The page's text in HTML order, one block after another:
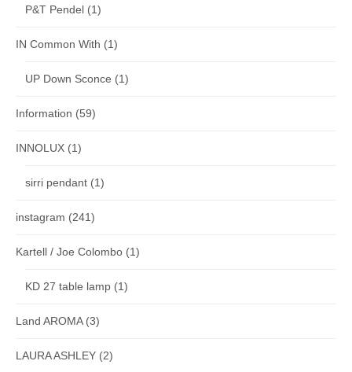
P&T Pendel (1)
IN Common With (1)
UP Down Sconce (1)
Information (59)
INNOLUX (1)
sirri pendant (1)
instagram (241)
Kartell / Joe Colombo (1)
KD 27 table lamp (1)
Land AROMA(3)
LAURA ASHLEY (2)